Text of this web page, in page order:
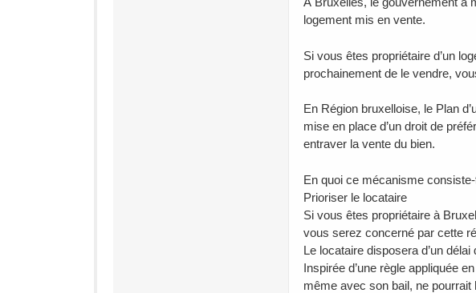
logement mis en vente.
Si vous êtes propriétaire d’un
prochainement de le vendre,
En Région bruxelloise, le Plan
mise en place d’un droit de
entraver la vente du bien.
En quoi ce mécanisme
Prioriser le locataire
Si vous êtes propriétaire à
vous serez concerné par cette
Le locataire disposera d’un
Inspirée d’une règle appliquée
même avec son bail, ne pourrait